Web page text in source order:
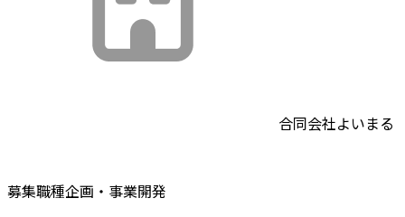
合同会社よいまる
募集職種企画・事業開発